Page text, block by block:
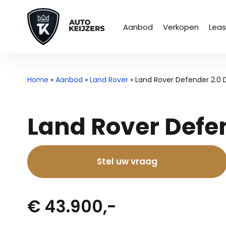
Aanbod Verkopen
Home » Aanbod » Land Rover» Land Rover Defender 2.0
Land Rover
Stel uw vraag
€ 43.900,-